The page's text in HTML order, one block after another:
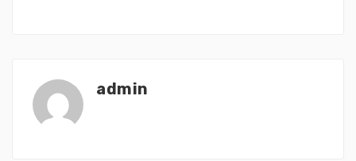
admin